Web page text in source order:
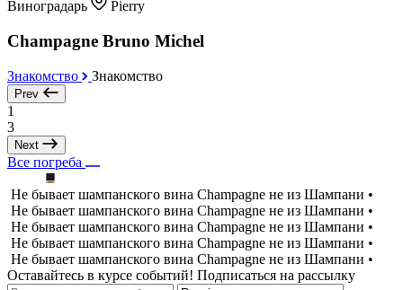
Виноградарь Pierry
Champagne Bruno Michel
Знакомство Знакомство
Prev
1
3
Next
Все погреба
Не бывает шампанского вина Champagne не из Шампани •
Не бывает шампанского вина Champagne не из Шампани •
Не бывает шампанского вина Champagne не из Шампани •
Не бывает шампанского вина Champagne не из Шампани •
Не бывает шампанского вина Champagne не из Шампани •
Оставайтесь в курсе событий! Подписаться на рассылку